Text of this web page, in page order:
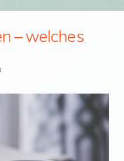
– welches